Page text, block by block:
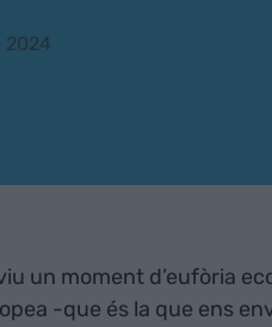
2024
un moment d’eufòria
-que és la que ens